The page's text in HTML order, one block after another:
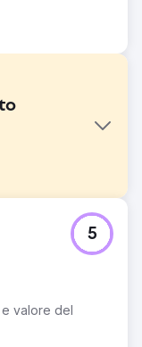
dei
non venivano
interesse da
non
di passaggio dei
valore del
5